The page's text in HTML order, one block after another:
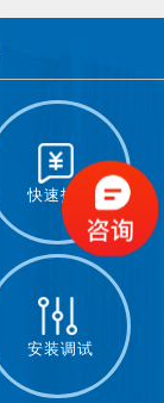
快速报价
安装调试